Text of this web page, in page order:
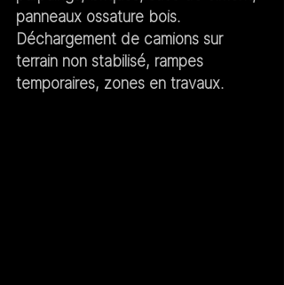
panneaux ossature bois.
Déchargement de camions sur
terrain non stabilisé, rampes
temporaires, zones en travaux.